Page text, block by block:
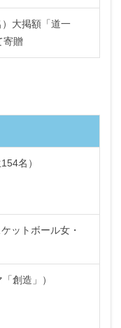
大掲額「道一
寄贈
名）
ットボール女・
創造」）